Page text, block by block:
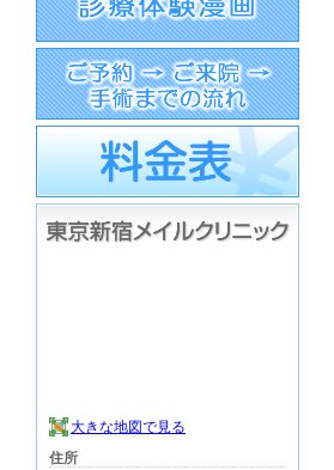
大きな地図で見る
住所